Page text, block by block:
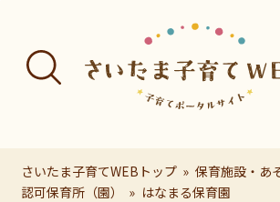
さいたま子育てWEBトップ
保育施設・あ
認可保育所（園）
はなまる保育園